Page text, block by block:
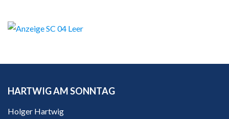
HARTWIG AM SONNTAG
Holger Hartwig